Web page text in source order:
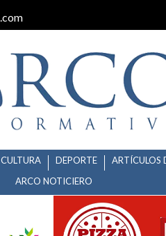
CULTURA DEPORTE ARTÍCULOS
ARCO NOTICIERO